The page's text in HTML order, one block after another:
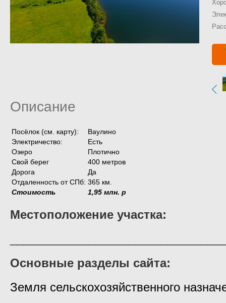
Описание
Посёлок (см. карту):
Ваулино
Электричество:
Есть
Озеро
Плотично
Свой берег
400 метров
Дорога
Да
Отдаленность от СПб: 365 км.
Стоимость
1,95 млн. р
Местоположение участка:
Основные разделы сайта:
Земля сельскохозяйственного